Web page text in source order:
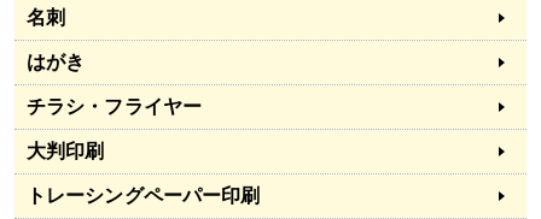
名刺
はがき
チラシ・フライヤー
大判印刷
トレーシングペーパー印刷